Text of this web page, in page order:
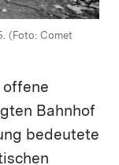
(Foto: Comet
offene
Bahnhof
bedeutete